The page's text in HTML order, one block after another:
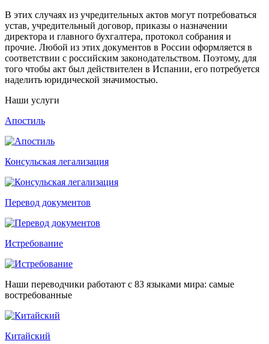
В этих случаях из учредительных актов могут потребоваться
устав, учредительный договор, приказы о назначении
директора и главного бухгалтера, протокол собрания и
прочие. Любой из этих документов в России оформляется в
соответствии с российским законодательством. Поэтому, для
того чтобы акт был действителен в Испании, его потребуется
наделить юридической значимостью.
Наши услуги
Апостиль
Консульская легализация
Перевод документов
Истребование
Наши переводчики работают с 83 языками мира: самые
востребованные
Китайский